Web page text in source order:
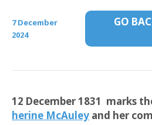
7 December
2024
GO
12 December 1831 marks
herine McAuley and her